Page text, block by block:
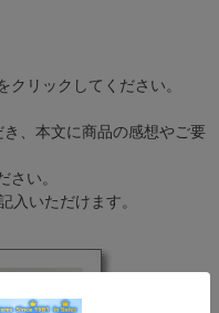
リックしてください。
、本文に商品の感想やご要
さい。
入いただけます。